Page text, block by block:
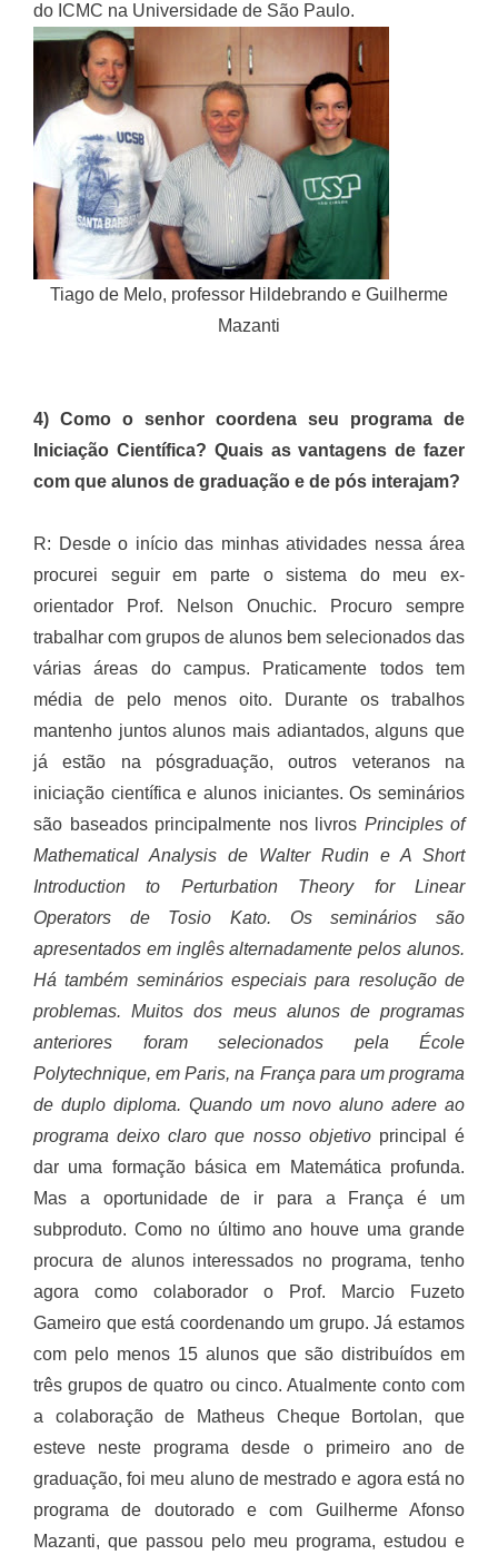
do ICMC na Universidade de São Paulo.
Tiago de Melo, professor Hildebrando e Guilherme
Mazanti
4) Como o senhor coordena seu programa de
Iniciação Científica? Quais as vantagens de fazer
com que alunos de graduação e de pós interajam?
R: Desde o início das minhas atividades nessa área
procurei seguir em parte o sistema do meu ex-
orientador Prof. Nelson Onuchic. Procuro sempre
trabalhar com grupos de alunos bem selecionados das
várias áreas do campus. Praticamente todos tem
média de pelo menos oito. Durante os trabalhos
mantenho juntos alunos mais adiantados, alguns que
já estão na pósgraduação, outros veteranos na
iniciação científica e alunos iniciantes. Os seminários
são baseados principalmente nos livros Principles of
Mathematical Analysis de Walter Rudin e A Short
Introduction to Perturbation Theory for Linear
Operators de Tosio Kato. Os seminários são
apresentados em inglês alternadamente pelos alunos.
Há também seminários especiais para resolução de
problemas. Muitos dos meus alunos de programas
anteriores foram selecionados pela École
Polytechnique, em Paris, na França para um programa
de duplo diploma. Quando um novo aluno adere ao
programa deixo claro que nosso objetivo principal é
dar uma formação básica em Matemática profunda.
Mas a oportunidade de ir para a França é um
subproduto. Como no último ano houve uma grande
procura de alunos interessados no programa, tenho
agora como colaborador o Prof. Marcio Fuzeto
Gameiro que está coordenando um grupo. Já estamos
com pelo menos 15 alunos que são distribuídos em
três grupos de quatro ou cinco. Atualmente conto com
a colaboração de Matheus Cheque Bortolan, que
esteve neste programa desde o primeiro ano de
graduação, foi meu aluno de mestrado e agora está no
programa de doutorado e com Guilherme Afonso
Mazanti, que passou pelo meu programa, estudou e